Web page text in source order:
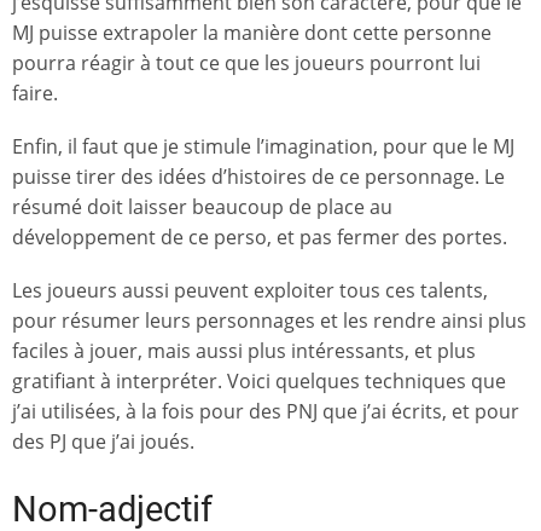
MJ puisse extrapoler la manière dont cette personne
pourra réagir à tout ce que les joueurs pourront lui
faire.
Enfin, il faut que je stimule l’imagination, pour que le MJ
puisse tirer des idées d’histoires de ce personnage. Le
résumé doit laisser beaucoup de place au
développement de ce perso, et pas fermer des portes.
Les joueurs aussi peuvent exploiter tous ces talents,
pour résumer leurs personnages et les rendre ainsi plus
faciles à jouer, mais aussi plus intéressants, et plus
gratifiant à interpréter. Voici quelques techniques que
j’ai utilisées, à la fois pour des PNJ que j’ai écrits, et pour
des PJ que j’ai joués.
Nom-adjectif